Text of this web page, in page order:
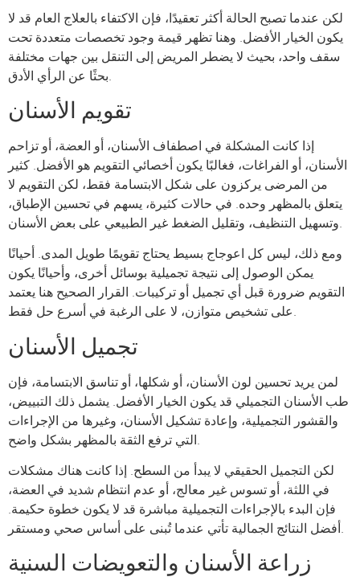
لكن عندما تصبح الحالة أكثر تعقيدًا، فإن الاكتفاء بالعلاج العام قد لا
يكون الخيار الأفضل. وهنا تظهر قيمة وجود تخصصات متعددة تحت
سقف واحد، بحيث لا يضطر المريض إلى التنقل بين جهات مختلفة
بحثًا عن الرأي الأدق.
تقويم الأسنان
إذا كانت المشكلة في اصطفاف الأسنان، أو العضة، أو تزاحم
الأسنان، أو الفراغات، فغالبًا يكون أخصائي التقويم هو الأفضل. كثير
من المرضى يركزون على شكل الابتسامة فقط، لكن التقويم لا
يتعلق بالمظهر وحده. في حالات كثيرة، يسهم في تحسين الإطباق،
وتسهيل التنظيف، وتقليل الضغط غير الطبيعي على بعض الأسنان.
ومع ذلك، ليس كل اعوجاج بسيط يحتاج تقويمًا طويل المدى. أحيانًا
يمكن الوصول إلى نتيجة تجميلية بوسائل أخرى، وأحيانًا يكون
التقويم ضرورة قبل أي تجميل أو تركيبات. القرار الصحيح هنا يعتمد
على تشخيص متوازن، لا على الرغبة في أسرع حل فقط.
تجميل الأسنان
لمن يريد تحسين لون الأسنان، أو شكلها، أو تناسق الابتسامة، فإن
طب الأسنان التجميلي قد يكون الخيار الأفضل. يشمل ذلك التبييض،
والقشور التجميلية، وإعادة تشكيل الأسنان، وغيرها من الإجراءات
التي ترفع الثقة بالمظهر بشكل واضح.
لكن التجميل الحقيقي لا يبدأ من السطح. إذا كانت هناك مشكلات
في اللثة، أو تسوس غير معالج، أو عدم انتظام شديد في العضة،
فإن البدء بالإجراءات التجميلية مباشرة قد لا يكون خطوة حكيمة.
أفضل النتائج الجمالية تأتي عندما تُبنى على أساس صحي ومستقر.
زراعة الأسنان والتعويضات السنية